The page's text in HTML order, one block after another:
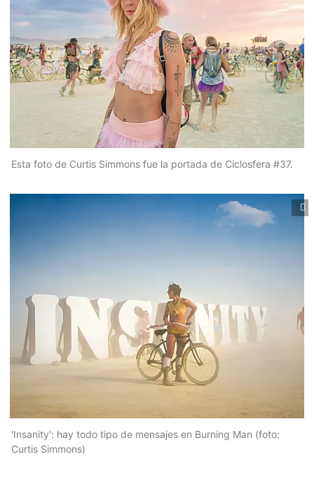
Esta foto de Curtis Simmons fue la portada de Ciclosfera #37.
'Insanity': hay todo tipo de mensajes en Burning Man (foto:
Curtis Simmons)